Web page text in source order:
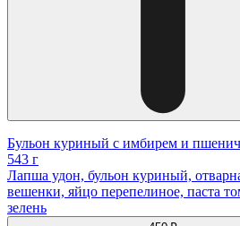
Бульон куриный с имбирем и
543 г
Лапша удон, бульон куриный,
вешенки, яйцо перепелиное, паста
зелень